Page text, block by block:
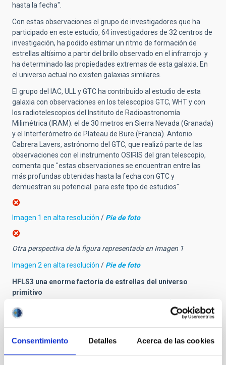
Consentimiento Detalles Acerca de las cookies
hasta la fecha".
Con estas observaciones el grupo de investigadores que ha
participado en este estudio, 64 investigadores de 32 centros de
investigación, ha podido estimar un ritmo de formación de
estrellas altísimo a partir del brillo observado en el infrarrojo y
ha determinado las propiedades extremas de esta galaxia. En
el universo actual no existen galaxias similares.
El grupo del IAC, ULL y GTC ha contribuido al estudio de esta
galaxia con observaciones en los telescopios GTC, WHT y con
los radiotelescopios del Instituto de Radioastronomía
Milimétrica (IRAM): el de 30 metros en Sierra Nevada (Granada)
y el Interferómetro de Plateau de Bure (Francia). Antonio
Cabrera Lavers, astrónomo del GTC, que realizó parte de las
observaciones con el instrumento OSIRIS del gran telescopio,
comenta que "estas observaciones se encuentran entre las
más profundas obtenidas hasta la fecha con GTC y
demuestran su potencial para este tipo de estudios".
Imagen 1 en alta resolución / Pie de foto
Otra perspectiva de la figura representada en Imagen 1
Imagen 2 en alta resolución / Pie de foto
HFLS3 una enorme factoría de estrellas del universo
primitivo
1280x720p, h264, 28 MB, 25 segundos)
Créditos:Gabriel
Telescopios y radiotelescopios que han contribuido al
descubrimiento de HFLS3